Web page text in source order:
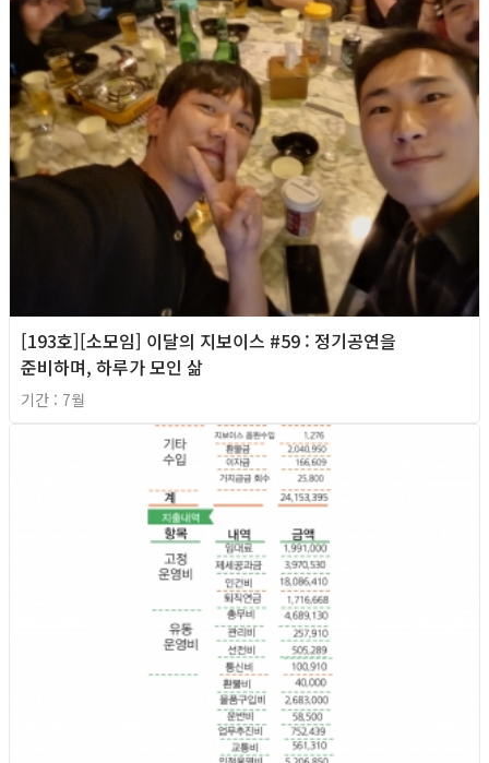
[193호][소모임] 이달의 지보이스 #59 : 정기공연을
준비하며, 하루가 모인 삶
기간 : 7월